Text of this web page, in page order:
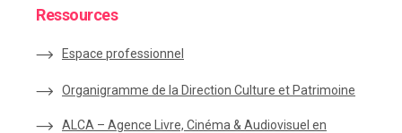
Ressources
Espace professionnel
Organigramme de la Direction Culture et Patrimoine
ALCA – Agence Livre, Cinéma & Audiovisuel en